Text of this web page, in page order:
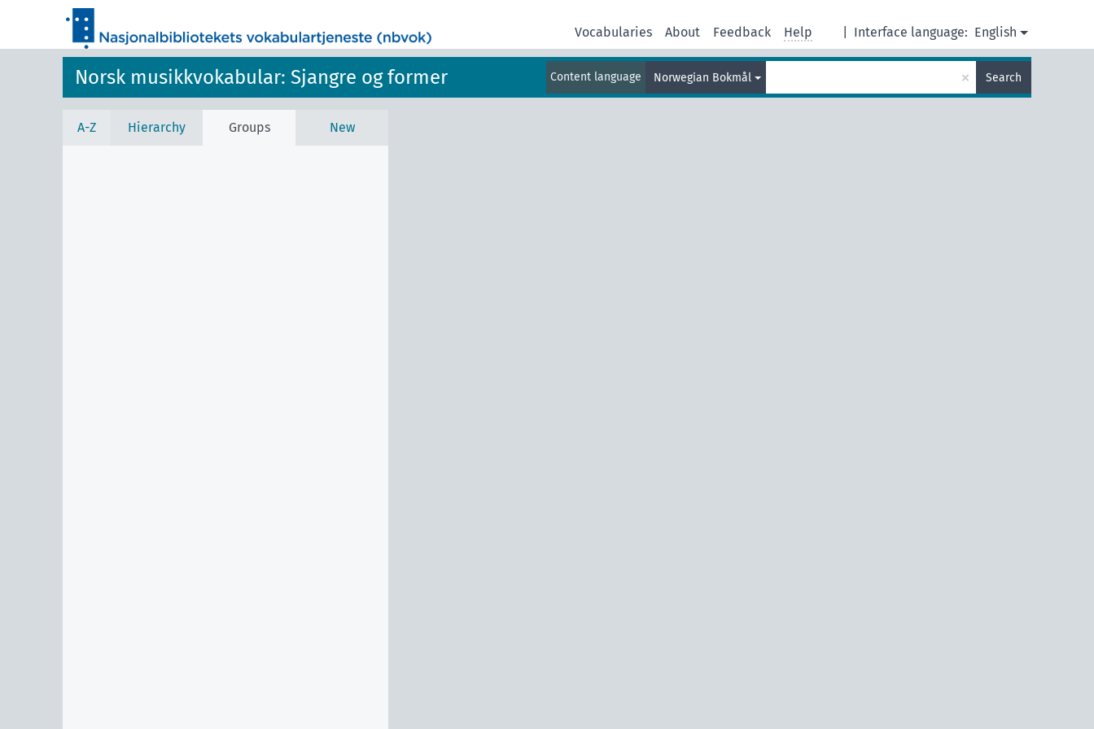
Interface language: English
Vocabularies About Feedback Help
Norsk musikkvokabular: Sjangre og former Content language Norwegian Bokmål × Search
A-Z Hierarchy Groups New